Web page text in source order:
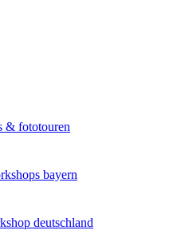
& fototouren
bayern
deutschland